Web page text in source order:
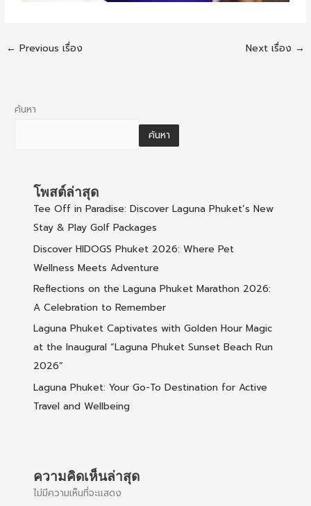
← Previous เรื่อง Next เรื่อง →
ค้นหา
ค้นหา
โพสต์ล่าสุด
Tee Off in Paradise: Discover Laguna Phuket’s New
Stay & Play Golf Packages
Discover HIDOGS Phuket 2026: Where Pet
Wellness Meets Adventure
Reflections on the Laguna Phuket Marathon 2026:
A Celebration to Remember
Laguna Phuket Captivates with Golden Hour Magic
at the Inaugural “Laguna Phuket Sunset Beach Run
2026”
Laguna Phuket: Your Go-To Destination for Active
Travel and Wellbeing
ความคิดเห็นล่าสุด
ไม่มีความเห็นที่จะแสดง